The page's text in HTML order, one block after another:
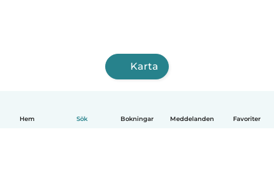
Hem Sök Bokningar Meddelanden Favoriter
Karta